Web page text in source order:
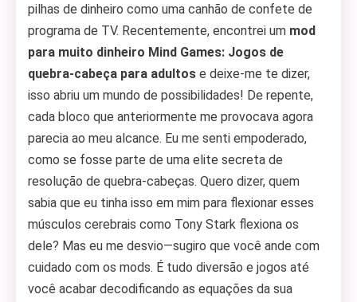
pilhas de dinheiro como uma canhão de confete de
programa de TV. Recentemente, encontrei um mod
para muito dinheiro Mind Games: Jogos de
quebra-cabeça para adultos e deixe-me te dizer,
isso abriu um mundo de possibilidades! De repente,
cada bloco que anteriormente me provocava agora
parecia ao meu alcance. Eu me senti empoderado,
como se fosse parte de uma elite secreta de
resolução de quebra-cabeças. Quero dizer, quem
sabia que eu tinha isso em mim para flexionar esses
músculos cerebrais como Tony Stark flexiona os
dele? Mas eu me desvio—sugiro que você ande com
cuidado com os mods. É tudo diversão e jogos até
você acabar decodificando as equações da sua